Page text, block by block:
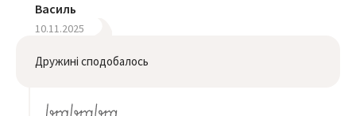
Василь
10.11.2025
Дружині сподобалось